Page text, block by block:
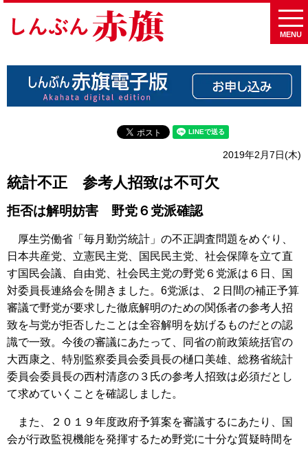
MENU
2019年2月7日(木)
統計不正 参考人招致は不可欠
拒否は解明妨害 野党６党派確認
厚生労働省「毎月勤労統計」の不正調査問題をめぐり、
日本共産党、立憲民主党、国民民主党、社会保障を立て直
す国民会議、自由党、社会民主党の野党６党派は６日、国
対委員長連絡会を開きました。6党派は、２日間の補正予算
審議で野党が要求した徹底解明のための関係者の参考人招
致を与党が拒否したことは全容解明を妨げるものだとの認
識で一致。今後の審議にあたって、同省の前政策統括官の
大西康之、特別監察委員会委員長の樋口美雄、総務省統計
委員会委員長の西村清彦の３氏の参考人招致は必須だとし
て求めていくことを確認しました。
また、２０１９年度政府予算案を審議するにあたり、国
会が行政監視機能を発揮するため野党に十分な質疑時間を